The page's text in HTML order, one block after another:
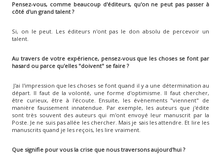
Pensez-vous, comme beaucoup d'éditeurs, qu'on ne peut pas passer à
côté d'un grand talent ?
Si, on le peut. Les éditeurs n'ont pas le don absolu de percevoir un
talent.
Au travers de votre expérience, pensez-vous que les choses se font par
hasard ou parce qu'elles "doivent" se faire ?
J'ai l'impression que les choses se font quand il y a une détermination au
départ. Il faut de la volonté, une forme d'optimisme. Il faut chercher,
être curieux, être à l'écoute. Ensuite, les évènements "viennent" de
manière faussement innatendue. Par exemple, les auteurs que j'édite
sont très souvent des auteurs qui m'ont envoyé leur manuscrit par la
Poste. Je ne suis pas allée les chercher. Mais je sais les attendre. Et lire les
manuscrits quand je les reçois, les lire vraiment.
Que signifie pour vous la crise que nous traversons aujourd'hui ?